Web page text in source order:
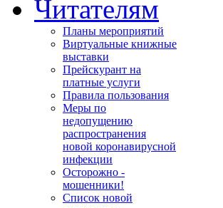
Читателям
Планы мероприятий
Виртуальные книжные
выставки
Прейскурант на
платные услуги
Правила пользования
Меры по
недопущению
распространения
новой коронавирусной
инфекции
Осторожно -
мошенники!
Список новой